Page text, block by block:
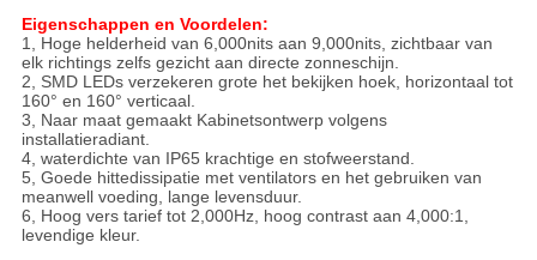
Eigenschappen en Voordelen:
1, Hoge helderheid van 6,000nits aan 9,000nits, zichtbaar van
elk richtings zelfs gezicht aan directe zonneschijn.
2, SMD LEDs verzekeren grote het bekijken hoek, horizontaal tot
160° en 160° verticaal.
3, Naar maat gemaakt Kabinetsontwerp volgens
installatieradiant.
4, waterdichte van IP65 krachtige en stofweerstand.
5, Goede hittedissipatie met ventilators en het gebruiken van
meanwell voeding, lange levensduur.
6, Hoog vers tarief tot 2,000Hz, hoog contrast aan 4,000:1,
levendige kleur.